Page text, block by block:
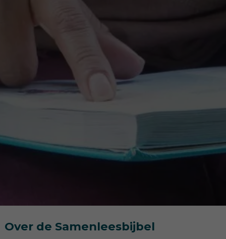
Over de Samenleesbijbel